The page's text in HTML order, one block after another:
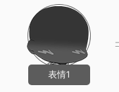
表情1